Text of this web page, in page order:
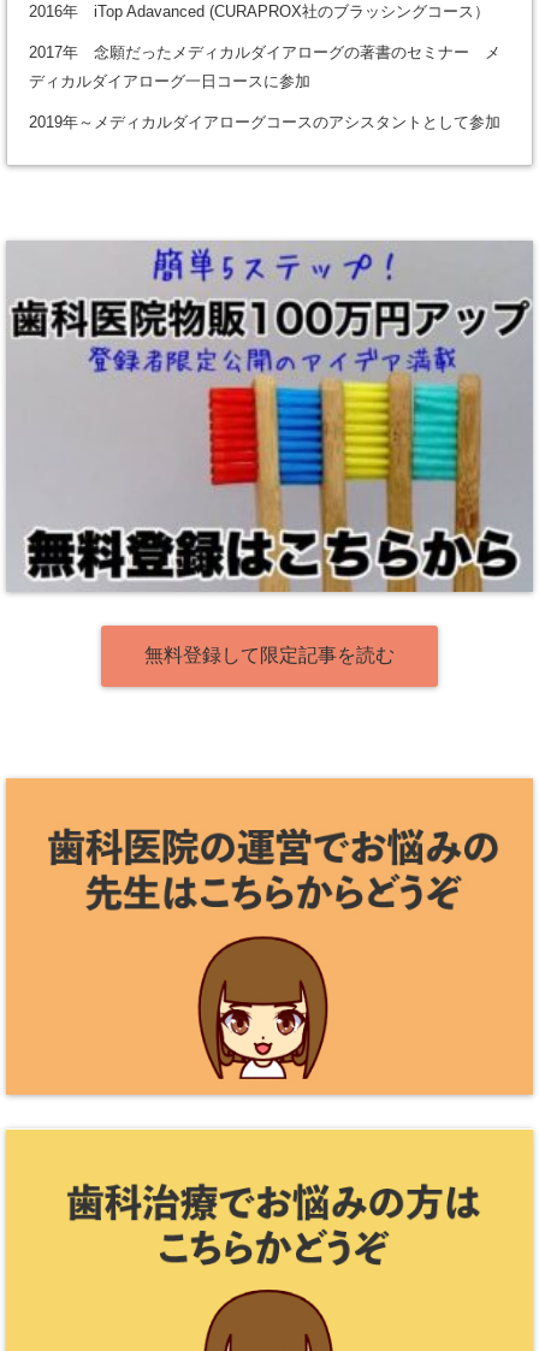
2016年 iTop Adavanced (CURAPROX社のブラッシングコース）
2017年 念願だったメディカルダイアローグの著書のセミナー メ
ディカルダイアローグ一日コースに参加
2019年～メディカルダイアローグコースのアシスタントとして参加
無料登録して限定記事を読む